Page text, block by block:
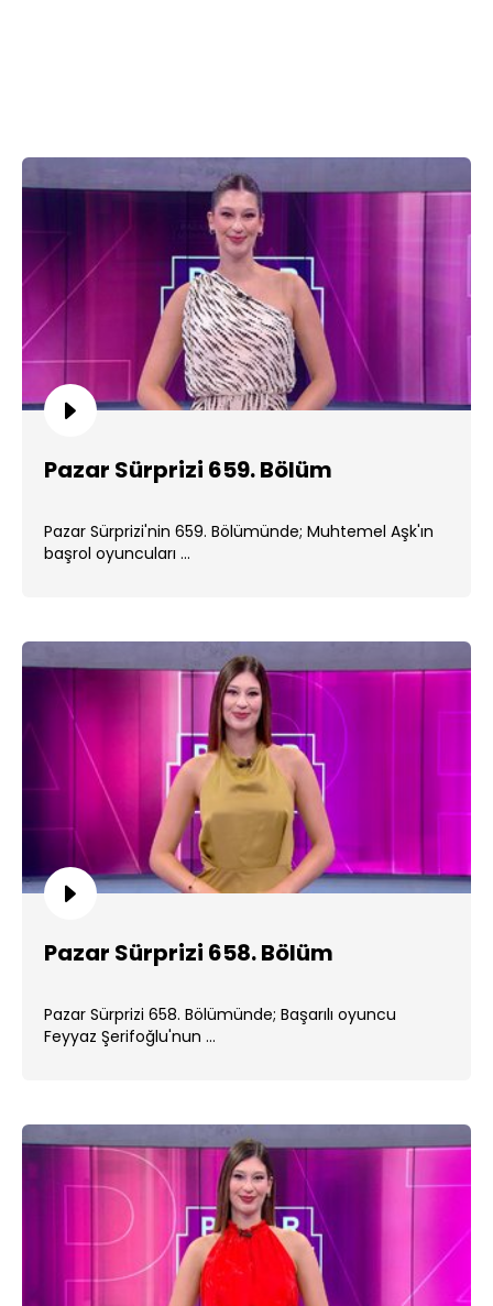
Pazar Sürprizi 659. Bölüm
Pazar Sürprizi'nin 659. Bölümünde; Muhtemel Aşk'ın
başrol oyuncuları ...
Pazar Sürprizi 658. Bölüm
Pazar Sürprizi 658. Bölümünde; Başarılı oyuncu
Feyyaz Şerifoğlu'nun ...